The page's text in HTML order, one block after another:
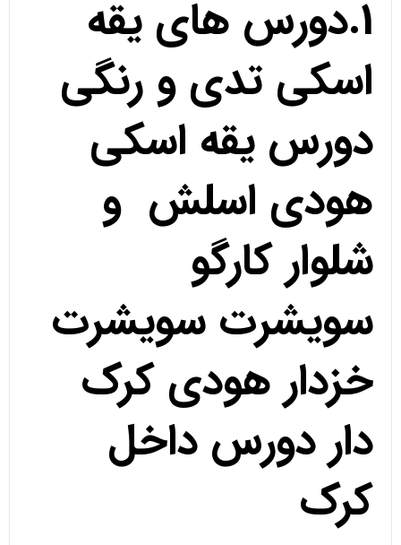
1.دورس های یقه
اسکی تدی و رنگی
دورس یقه اسکی
هودی اسلش و
شلوار کارگو
سویشرت سویشرت
خزدار هودی کرک
دار دورس داخل
کرک